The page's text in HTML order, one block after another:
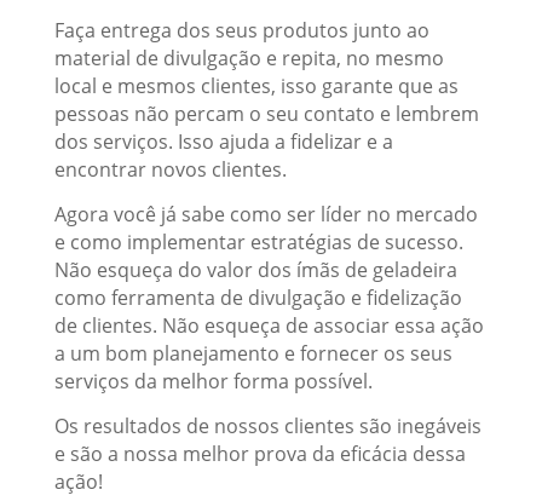
Faça entrega dos seus produtos junto ao
material de divulgação e repita, no mesmo
local e mesmos clientes, isso garante que as
pessoas não percam o seu contato e lembrem
dos serviços. Isso ajuda a fidelizar e a
encontrar novos clientes.
Agora você já sabe como ser líder no mercado
e como implementar estratégias de sucesso.
Não esqueça do valor dos ímãs de geladeira
como ferramenta de divulgação e fidelização
de clientes. Não esqueça de associar essa ação
a um bom planejamento e fornecer os seus
serviços da melhor forma possível.
Os resultados de nossos clientes são inegáveis
e são a nossa melhor prova da eficácia dessa
ação!